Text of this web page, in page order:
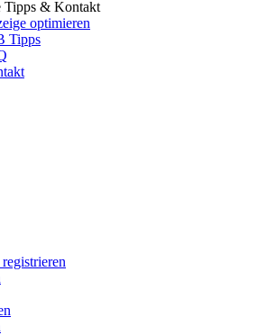
Tipps & Kontakt
optimieren
Tipps